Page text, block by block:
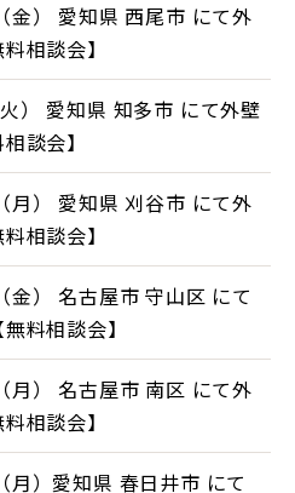
金） 愛知県 西尾市 にて外
相談会】
） 愛知県 知多市 にて外壁
談会】
月） 愛知県 刈谷市 にて外
相談会】
金） 名古屋市 守山区 にて
料相談会】
月） 名古屋市 南区 にて外
相談会】
月）愛知県 春日井市 にて